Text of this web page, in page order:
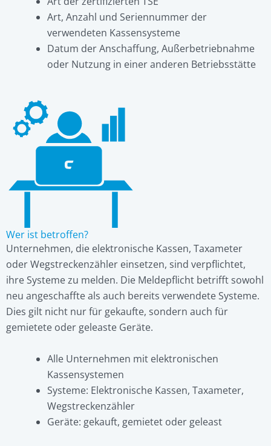
Wer ist betroffen?
Unternehmen, die elektronische Kassen, Taxameter
oder Wegstreckenzähler einsetzen, sind verpflichtet,
ihre Systeme zu melden. Die Meldepflicht betrifft sowohl
neu angeschaffte als auch bereits verwendete Systeme.
Dies gilt nicht nur für gekaufte, sondern auch für
gemietete oder geleaste Geräte.
Alle Unternehmen mit elektronischen
Kassensystemen
Systeme: Elektronische Kassen, Taxameter,
Wegstreckenzähler
Geräte: gekauft, gemietet oder geleast
Art, Anzahl und Seriennummer der
verwendeten Kassensysteme
Datum der Anschaffung, Außerbetriebnahme
oder Nutzung in einer anderen Betriebsstätte